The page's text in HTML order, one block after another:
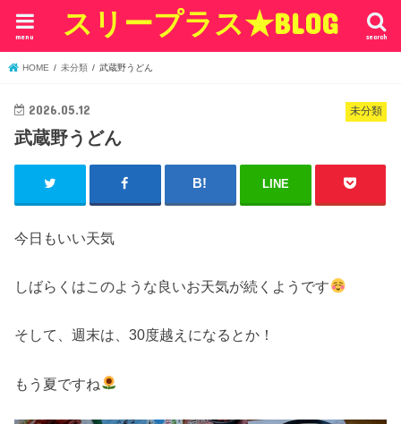
スリープラス★BLOG search
menu
HOME 未分類 武蔵野うどん
未分類
2026.05.12
武蔵野うどん
LINE
今日もいい天気
しばらくはこのような良いお天気が続くようです
そして、週末は、30度越えになるとか！
もう夏ですね